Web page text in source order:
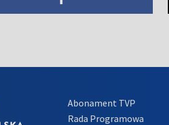
Abonament TVP
Rada Programowa